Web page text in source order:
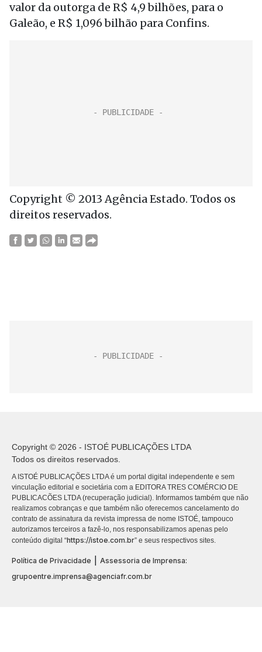
valor da outorga de R$ 4,9 bilhões, para o
Galeão, e R$ 1,096 bilhão para Confins.
Copyright © 2013 Agência Estado. Todos os
direitos reservados.
Copyright © 2026 - ISTOÉ PUBLICAÇÕES LTDA
Todos os direitos reservados.
A ISTOÉ PUBLICAÇÕES LTDA é um portal digital independente e sem
vinculação editorial e societária com a EDITORA TRES COMÉRCIO DE
PUBLICACÕES LTDA (recuperação judicial). Informamos também que não
realizamos cobranças e que também não oferecemos cancelamento do
contrato de assinatura da revista impressa de nome ISTOÉ, tampouco
autorizamos terceiros a fazê-lo, nos responsabilizamos apenas pelo
conteúdo digital “https://istoe.com.br” e seus respectivos sites.
Política de Privacidade
Assessoria de Imprensa:
grupoentre.imprensa@agenciafr.com.br